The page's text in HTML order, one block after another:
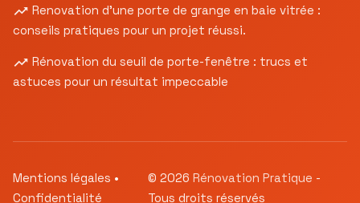
Renovation d’une porte de grange en baie vitrée :
conseils pratiques pour un projet réussi.
Rénovation du seuil de porte-fenêtre : trucs et
astuces pour un résultat impeccable
Mentions légales •
Confidentialité
© 2026 Rénovation Pratique -
Tous droits réservés